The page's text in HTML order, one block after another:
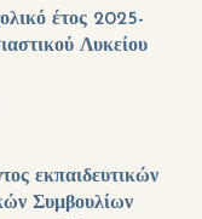
έτος 2025-
Λυκείου
εκπαιδευτικών
Συμβουλίων